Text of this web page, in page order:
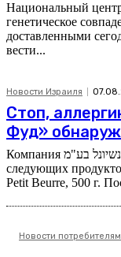
Национальный
генетическое
доставленными
вести...
Новости Израиля
Стоп,
Фуд»
Компания ג.ויליפוד אינטרנשיונל בע"מ объявляет об отзыве
следующих
Petit Beurre, 500 г.
Новости потребителям